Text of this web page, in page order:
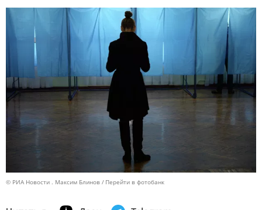
© РИА Новости . Максим Блинов Перейти в фотобанк